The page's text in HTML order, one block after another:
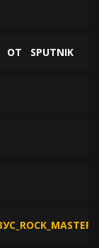
ОТ SPUTNIK